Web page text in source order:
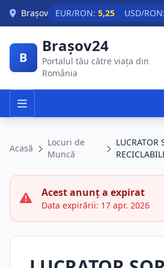
Skip to main content
Brașov EUR/RON: 5,25 USD/RON:
B
Brașov24
Portalul tău către viața din
România
Acasă
Locuri de
Muncă
LUCRATOR
Acest anunț a expirat
Data expirării: 17 apr. 2026